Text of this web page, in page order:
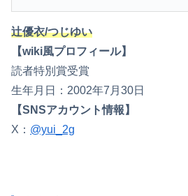
辻優衣/つじゆい
【wiki風プロフィール】
読者特別賞受賞
生年月日：2002年7月30日
【SNSアカウント情報】
X： @yui_2g